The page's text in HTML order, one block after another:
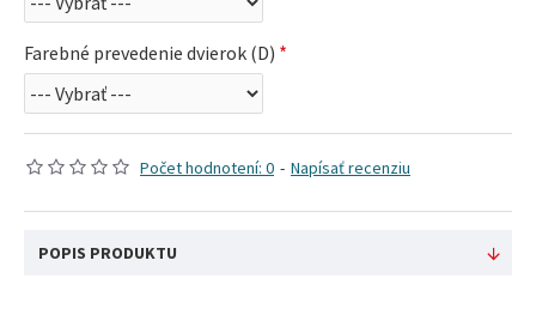
Počet hodnotení: 0 - Napísať recenziu
Farebné prevedenie dvierok (D)
POPIS PRODUKTU